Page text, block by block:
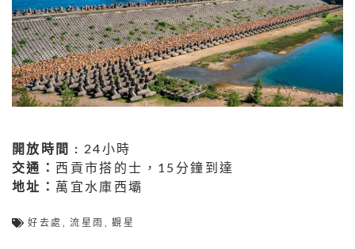
開放時間 : 24小時
交通： 西貢市搭的士，15分鐘到達
地址： 萬宜水庫西壩
好去處 ,流星雨 ,觀星